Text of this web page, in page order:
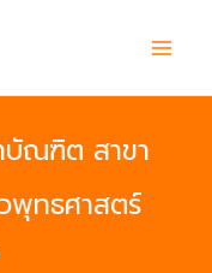
บัณฑิต สาขา
พุทธศาสตร์